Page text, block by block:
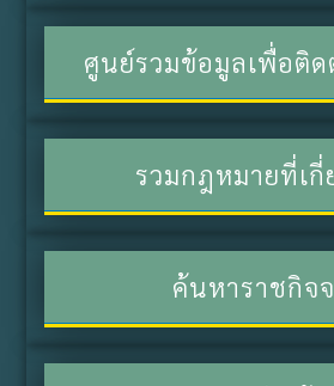
ศูนย์รวมข้อมูลเพื่อติด
รวมกฎหมายที่เกี่
ค้นหาราชกิจ